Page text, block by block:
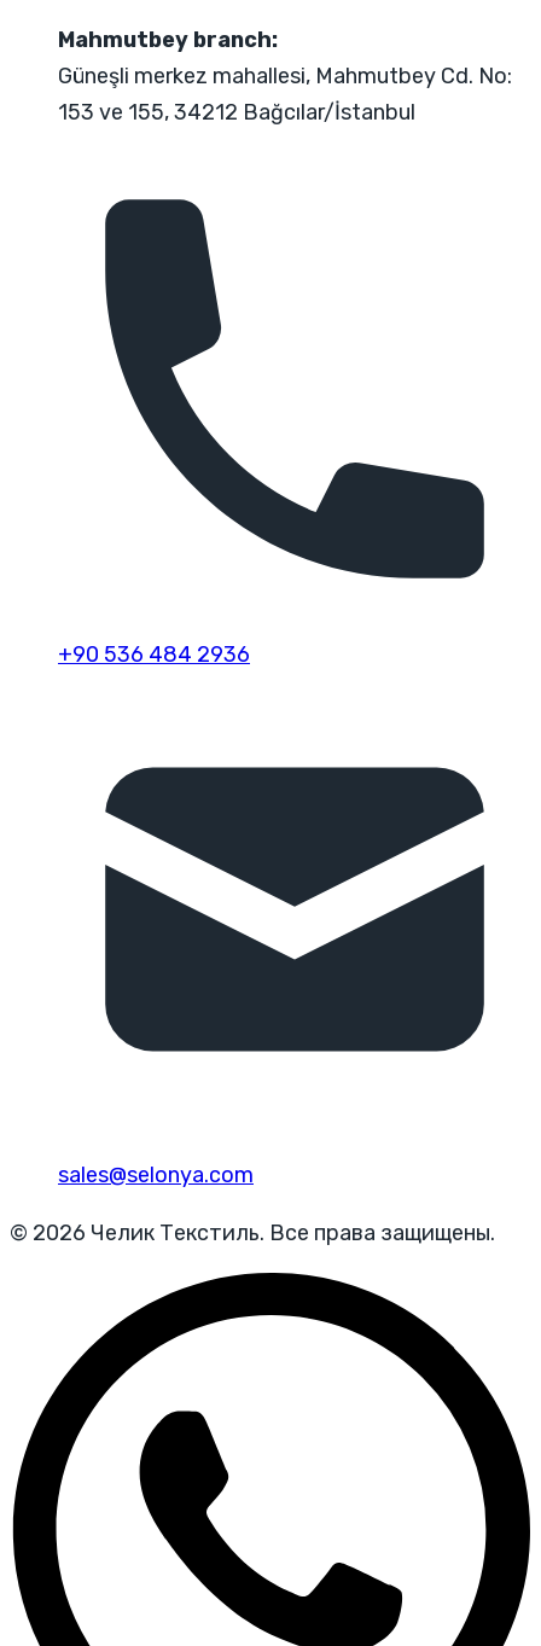
Mahmutbey branch:
Güneşli merkez mahallesi, Mahmutbey Cd. No:
153 ve 155, 34212 Bağcılar/İstanbul
+90 536 484 2936
sales@selonya.com
© 2026 Челик Текстиль. Все права защищены.